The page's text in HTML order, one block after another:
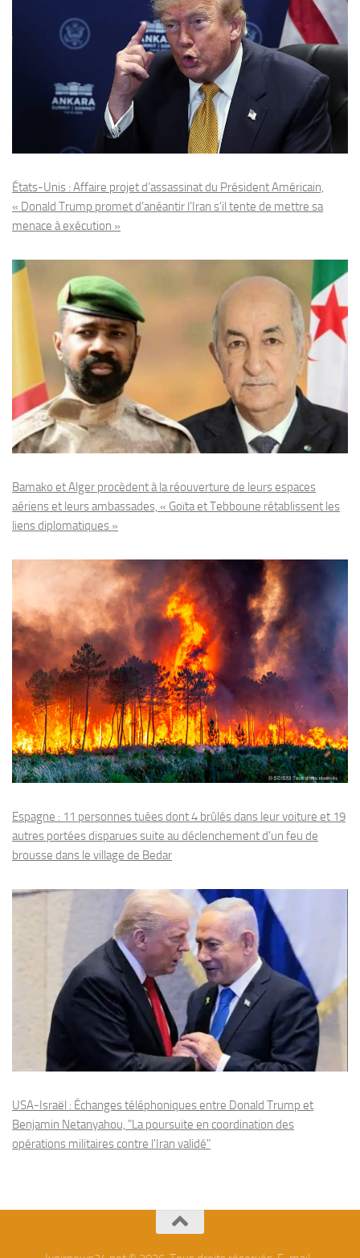
États-Unis : Affaire projet d’assassinat du Président Américain,
« Donald Trump promet d’anéantir l’Iran s’il tente de mettre sa
menace à exécution »
Bamako et Alger procèdent à la réouverture de leurs espaces
aériens et leurs ambassades, « Goïta et Tebboune rétablissent les
liens diplomatiques »
Espagne : 11 personnes tuées dont 4 brûlés dans leur voiture et 19
autres portées disparues suite au déclenchement d’un feu de
brousse dans le village de Bedar
USA-Israël : Échanges téléphoniques entre Donald Trump et
Benjamin Netanyahou, "La poursuite en coordination des
opérations militaires contre l'Iran validé"